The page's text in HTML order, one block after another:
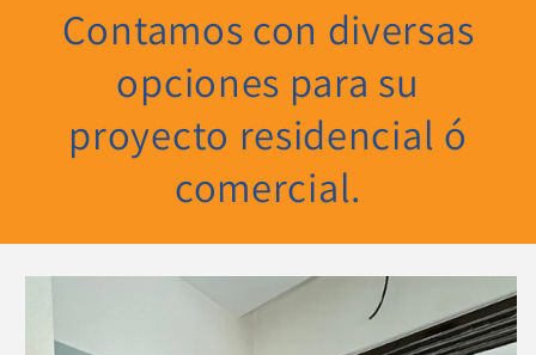
Contamos con diversas
opciones para su
proyecto residencial ó
comercial.